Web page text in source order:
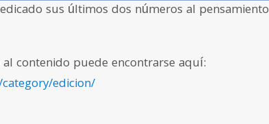
sus últimos dos números al pensamiento
contenido puede encontrarse aquí:
edicion/